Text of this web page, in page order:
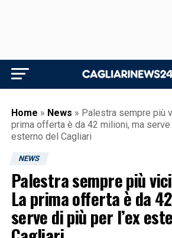
Home » News » Palestra sempre più
prima offerta è da 42 milioni, ma serve
esterno del Cagliari
NEWS
Palestra sempre più
La prima offerta è da
serve di più per l’ex